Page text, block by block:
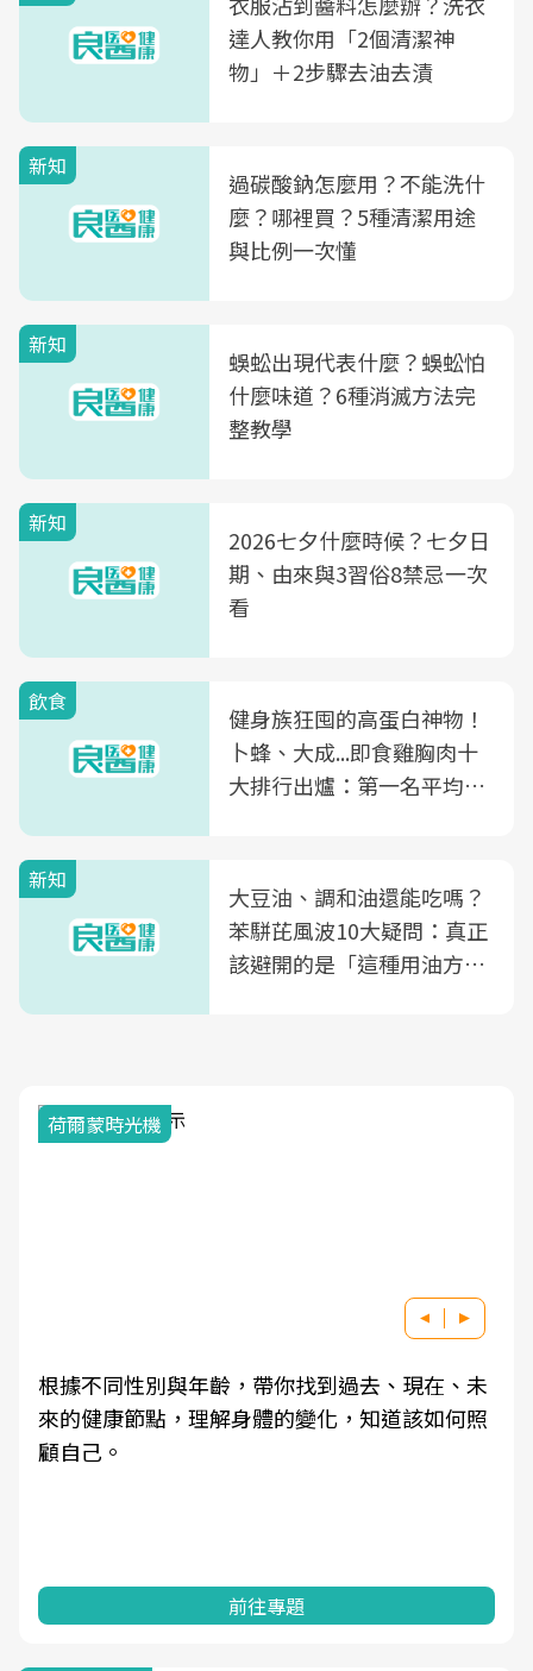
達人教你用「2個清潔神
物」＋2步驟去油去漬
新知
過碳酸鈉怎麼用？不能洗什
麼？哪裡買？5種清潔用途
與比例一次懂
新知
蜈蚣出現代表什麼？蜈蚣怕
什麼味道？6種消滅方法完
整教學
新知
2026七夕什麼時候？七夕日
期、由來與3習俗8禁忌一次
看
飲食
健身族狂囤的高蛋白神物！
卜蜂、大成...即食雞胸肉十
大排行出爐：第一名平均一
新知
大豆油、調和油還能吃嗎？
苯駢芘風波10大疑問：真正
該避開的是「這種用油方
荷爾蒙時光機
根據不同性別與年齡，帶你找到過去、現在、未
來的健康節點，理解身體的變化，知道該如何照
顧自己。
前往專題